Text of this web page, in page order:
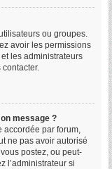
ou groupes.
avoir les permissions
les administrateurs
message ?
accordée par forum,
ne pas avoir autorisé
postez, ou peut-
l’administrateur si